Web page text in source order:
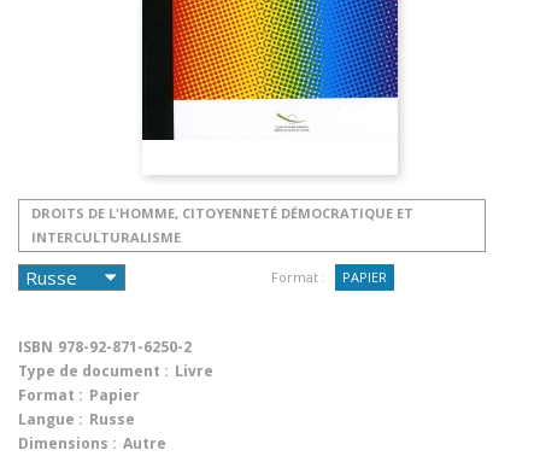
DROITS DE L'HOMME, CITOYENNETÉ DÉMOCRATIQUE ET
INTERCULTURALISME
Format : PAPIER
ISBN 978-92-871-6250-2
Type de document : Livre
Format : Papier
Langue : Russe
Dimensions : Autre